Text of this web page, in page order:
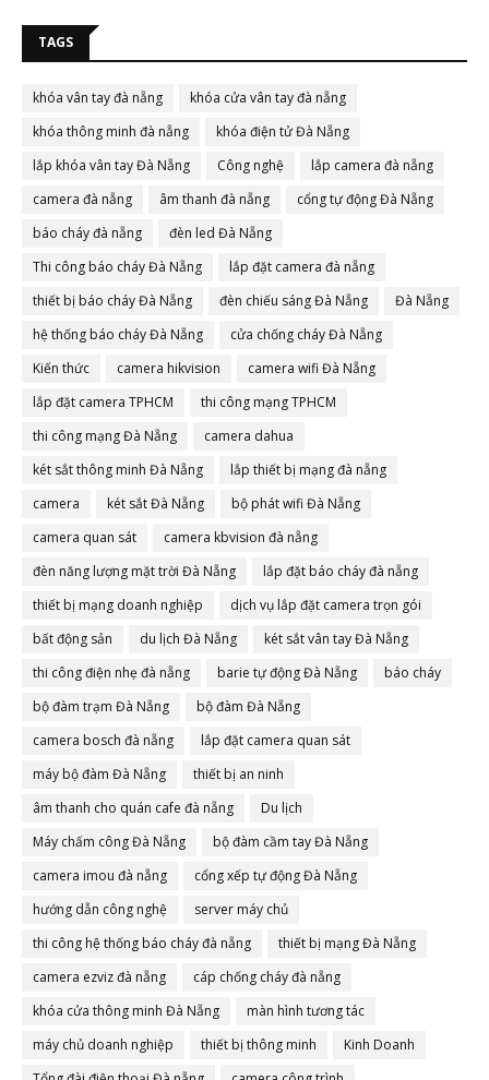
TAGS
khóa vân tay đà nẵng
khóa cửa vân tay đà nẵng
khóa thông minh đà nẵng
khóa điện tử Đà Nẵng
lắp khóa vân tay Đà Nẵng
Công nghệ
lắp camera đà nẵng
camera đà nẵng
âm thanh đà nẵng
cổng tự động Đà Nẵng
báo cháy đà nẵng
đèn led Đà Nẵng
Thi công báo cháy Đà Nẵng
lắp đặt camera đà nẵng
thiết bị báo cháy Đà Nẵng
đèn chiếu sáng Đà Nẵng
Đà Nẵng
hệ thống báo cháy Đà Nẵng
cửa chống cháy Đà Nẵng
Kiến thức
camera hikvision
camera wifi Đà Nẵng
lắp đặt camera TPHCM
thi công mạng TPHCM
thi công mạng Đà Nẵng
camera dahua
két sắt thông minh Đà Nẵng
lắp thiết bị mạng đà nẵng
camera
két sắt Đà Nẵng
bộ phát wifi Đà Nẵng
camera quan sát
camera kbvision đà nẵng
đèn năng lượng mặt trời Đà Nẵng
lắp đặt báo cháy đà nẵng
thiết bị mạng doanh nghiệp
dịch vụ lắp đặt camera trọn gói
bất động sản
du lịch Đà Nẵng
két sắt vân tay Đà Nẵng
thi công điện nhẹ đà nẵng
barie tự động Đà Nẵng
báo cháy
bộ đàm trạm Đà Nẵng
bộ đàm Đà Nẵng
camera bosch đà nẵng
lắp đặt camera quan sát
máy bộ đàm Đà Nẵng
thiết bị an ninh
âm thanh cho quán cafe đà nẵng
Du lịch
Máy chấm công Đà Nẵng
bộ đàm cầm tay Đà Nẵng
camera imou đà nẵng
cổng xếp tự động Đà Nẵng
hướng dẫn công nghệ
server máy chủ
thi công hệ thống báo cháy đà nẵng
thiết bị mạng Đà Nẵng
camera ezviz đà nẵng
cáp chống cháy đà nẵng
khóa cửa thông minh Đà Nẵng
màn hình tương tác
máy chủ doanh nghiệp
thiết bị thông minh
Kinh Doanh